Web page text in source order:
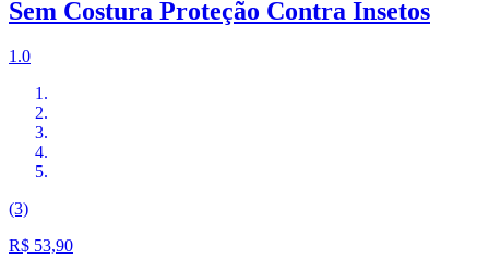
Sem Costura Proteção Contra Insetos
1.0
(3)
R$ 53,90